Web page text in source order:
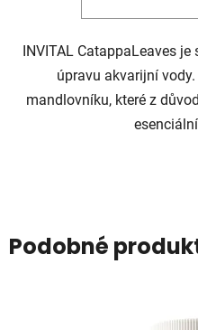
INVITAL CatappaLeaves
úpravu akvarijní
mandlovníku, které z
Podobné